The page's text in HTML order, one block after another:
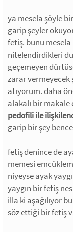
ya mesela şöyle
garip şeyler
fetiş. bunu
nitelendirdikleri
geçemeyen
zarar vermeyecek
atıyorum. daha
alakalı bir
pedofili ile
garip bir şey
fetiş denince de
memesi
niyeyse ayak
yaygın bir fetiş
illa ki aşağılıyor
söz ettiği bir fetiş